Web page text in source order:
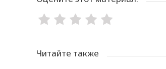
Читайте также